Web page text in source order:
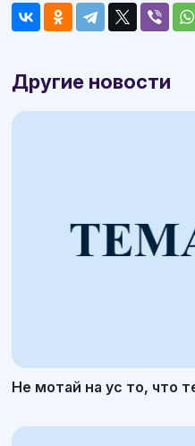
Другие новости
Не мотай на ус то, что